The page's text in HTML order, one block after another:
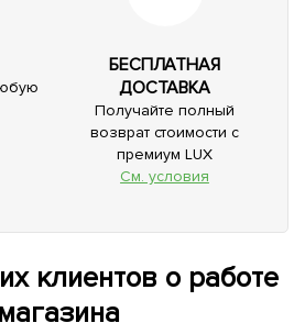
БЕСПЛАТНАЯ
ДОСТАВКА
Получайте полный
возврат стоимости с
премиум LUX
См. условия
клиентов о работе
магазина